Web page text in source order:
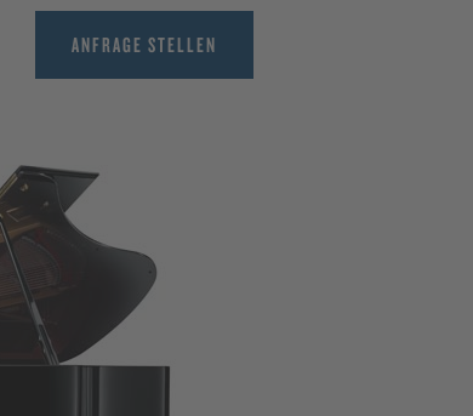
ANFRAGE STELLEN